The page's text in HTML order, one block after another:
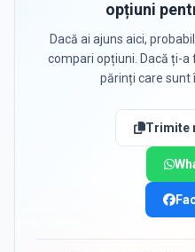
opțiuni
Dacă ai ajuns aici,
compari opțiuni. Dacă ți-
părinți care sunt
Trimite